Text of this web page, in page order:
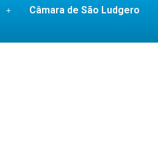
Câmara de São Ludgero